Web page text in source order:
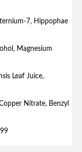
7, Hippophae
Magnesium
Leaf Juice,
Nitrate, Benzyl